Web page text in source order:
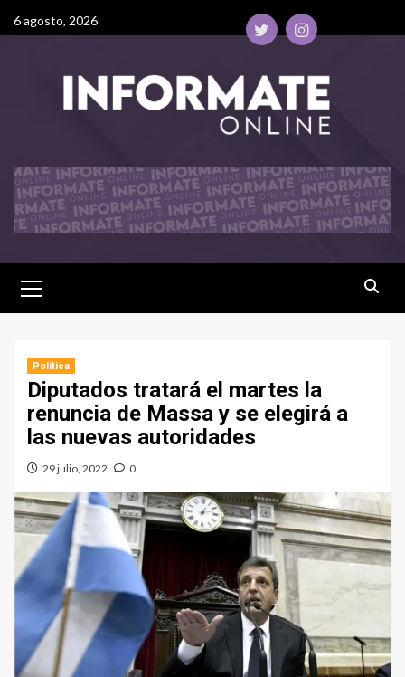
6 agosto, 2026
Política
Diputados tratará el martes la
renuncia de Massa y se elegirá a
las nuevas autoridades
29 julio, 2022 0